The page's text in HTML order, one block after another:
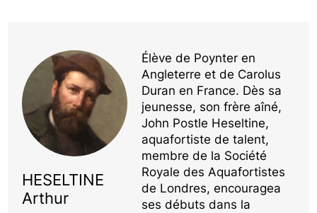
HESELTINE
Arthur
Élève de Poynter en
Angleterre et de Carolus
Duran en France. Dès sa
jeunesse, son frère aîné,
John Postle Heseltine,
aquafortiste de talent,
membre de la Société
Royale des Aquafortistes
de Londres, encouragea
ses débuts dans la